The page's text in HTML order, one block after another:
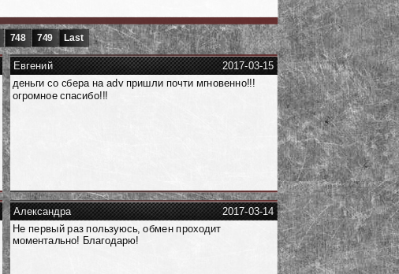
748 749 Last
2017-03-15
Евгений
деньги со сбера на adv пришли почти мгновенно!!!
огромное спасибо!!!
2017-03-14
Александра
Не первый раз пользуюсь, обмен проходит
моментально! Благодарю!